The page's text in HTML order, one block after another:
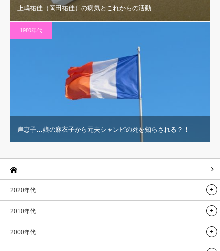
上嶋祐佳（岡田祐佳）の病気とこれからの活動
1980年代
岸恵子…娘の麻衣子から元夫シャンピの死を知らされる？！
2020年代
2010年代
2000年代